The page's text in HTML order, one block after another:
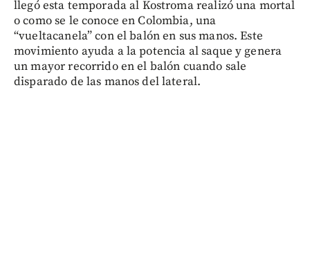
llegó esta temporada al Kostroma realizó una mortal
o como se le conoce en Colombia, una
“vueltacanela” con el balón en sus manos. Este
movimiento ayuda a la potencia al saque y genera
un mayor recorrido en el balón cuando sale
disparado de las manos del lateral.